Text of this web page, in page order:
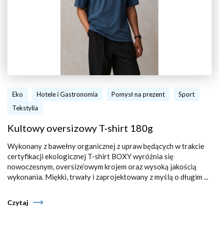
Eko Hotele i Gastronomia Pomysł na prezent
Sport
Tekstylia
Kultowy oversizowy T-shirt 180g
Wykonany z bawełny organicznej z upraw będących w trakcie
certyfikacji ekologicznej T-shirt BOXY wyróżnia się
nowoczesnym, oversize’owym krojem oraz wysoką jakością
wykonania. Miękki, trwały i zaprojektowany z myślą o długim ...
Czytaj